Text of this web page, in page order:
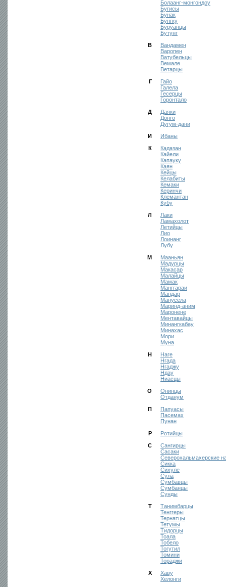
Болаанг-монгондоу
Бугисы
Бунак
Бунгку
Буруанцы
Бутунг
В
Вандамен
Варопен
Ватубельцы
Вемале
Ветарцы
Г
Гайо
Галела
Гесерцы
Горонтало
Д
Даяки
Донго
Дугум-дани
И
Ибаны
К
Кадазан
Кайели
Капауку
Каян
Кейцы
Келабиты
Кемаки
Керинчи
Клемантан
Кубу
Л
Лаки
Ламахолот
Летийцы
Лио
Лоинанг
Лубу
М
Мааньян
Мадурцы
Макасар
Малайцы
Мамак
Манггараи
Мандар
Манусела
Маринд-аним
Маронене
Ментавайцы
Минангкабау
Минахас
Мори
Муна
Н
Наге
Нгада
Нгаджу
Ндау
Ниасцы
О
Онинцы
Отданум
П
Папуасы
Пасемах
Пунан
Р
Ротийцы
С
Сангирцы
Сасаки
Северохальмахерские
Сикка
Сихуле
Сула
Сумбавцы
Сумбанцы
Сунды
Т
Танимбарцы
Тенггеры
Тернатцы
Тетумы
Тидорцы
Тоала
Тобело
Тогутил
Томини
Тораджи
Х
Хаву
Хелонги